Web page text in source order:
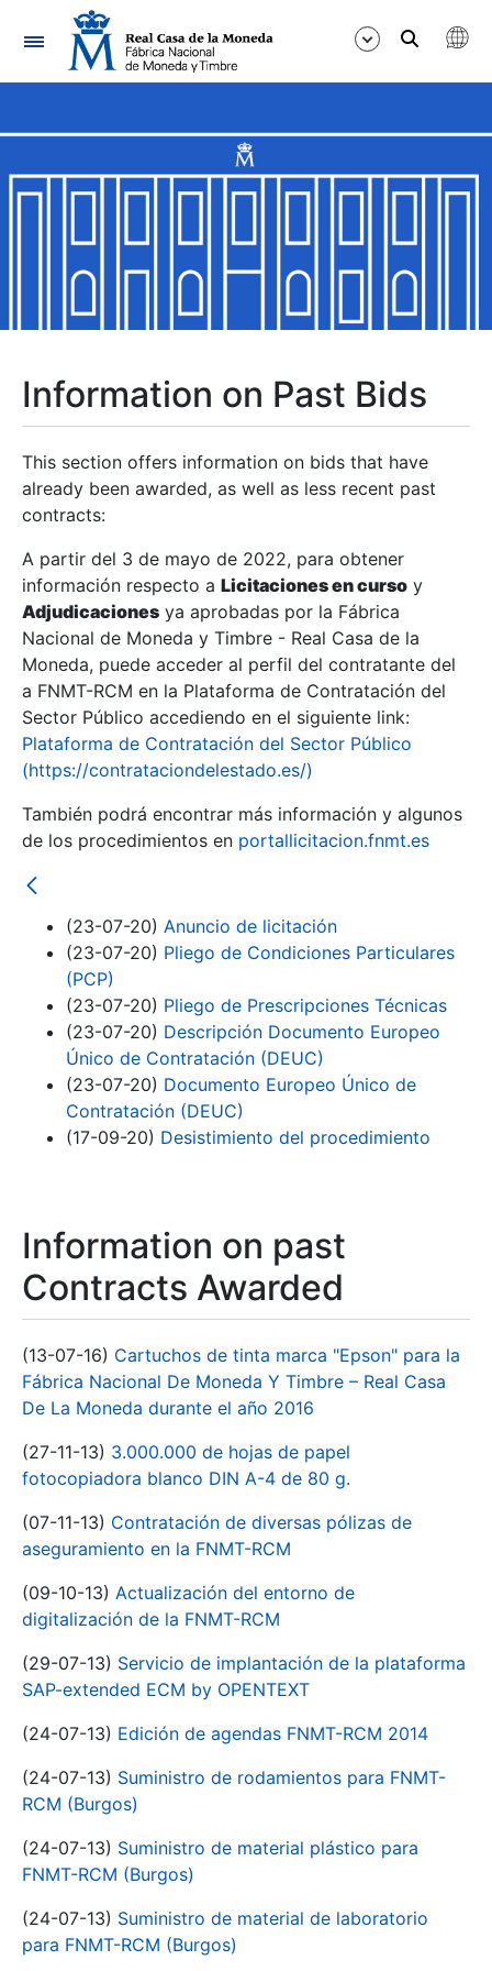
Navigation
Show/Hide
Show/Hide
Show/Hide
Show/Hide
Show/Hide
Show/Hide
Information on Past Bids
This section offers information on bids that have
already been awarded, as well as less recent past
contracts:
A partir del 3 de mayo de 2022, para obtener
información respecto a Licitaciones en curso y
Adjudicaciones ya aprobadas por la Fábrica
Nacional de Moneda y Timbre - Real Casa de la
Moneda, puede acceder al perfil del contratante del
a FNMT-RCM en la Plataforma de Contratación del
Sector Público accediendo en el siguiente link:
Plataforma de Contratación del Sector Público
(https://contrataciondelestado.es/)
También podrá encontrar más información y algunos
de los procedimientos en portallicitacion.fnmt.es
(23-07-20) Anuncio de licitación
(23-07-20) Pliego de Condiciones Particulares
(PCP)
(23-07-20) Pliego de Prescripciones Técnicas
(23-07-20) Descripción Documento Europeo
Único de Contratación (DEUC)
(23-07-20) Documento Europeo Único de
Contratación (DEUC)
(17-09-20) Desistimiento del procedimiento
Information on past
Contracts Awarded
(13-07-16) Cartuchos de tinta marca "Epson" para la
Fábrica Nacional De Moneda Y Timbre – Real Casa
De La Moneda durante el año 2016
(27-11-13) 3.000.000 de hojas de papel
fotocopiadora blanco DIN A-4 de 80 g.
(07-11-13) Contratación de diversas pólizas de
aseguramiento en la FNMT-RCM
(09-10-13) Actualización del entorno de
digitalización de la FNMT-RCM
(29-07-13) Servicio de implantación de la plataforma
SAP-extended ECM by OPENTEXT
(24-07-13) Edición de agendas FNMT-RCM 2014
(24-07-13) Suministro de rodamientos para FNMT-
RCM (Burgos)
(24-07-13) Suministro de material plástico para
FNMT-RCM (Burgos)
(24-07-13) Suministro de material de laboratorio
para FNMT-RCM (Burgos)